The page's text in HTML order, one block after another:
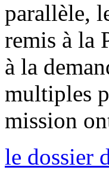
parallèle,
remis à la
à la
multiples
mission
le dossier